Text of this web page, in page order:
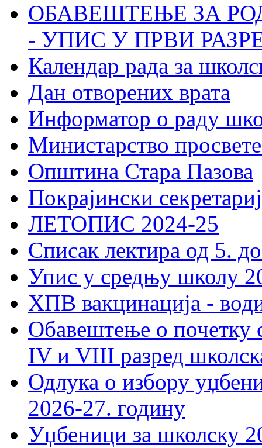
ОБАВЕШТЕЊЕ ЗА
- УПИС У ПРВИ
Календар рада за
Дан отворених врата
Информатор о раду
Министарство
Општина Стара Пазова
Покрајински
ЛЕТОПИС 2024-25
Списак лектира од 5.
Упис у средњу школу
ХПВ вакцинација -
Обавештење о почетку
IV и VIII разред
Одлука о избору
2026-27. годину
Уџбеници за школску